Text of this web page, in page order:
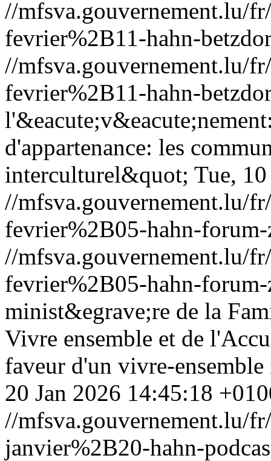
//mfsva.gouvernement.lu/
fevrier%2B11-hahn-
//mfsva.gouvernement.lu/
fevrier%2B11-hahn-
d'appartenance: les
interculturel&quot; Tue,
//mfsva.gouvernement.lu/
fevrier%2B05-hahn-
//mfsva.gouvernement.lu/
fevrier%2B05-hahn-
minist&egrave;re de la
Vivre ensemble et de
faveur d'un vivre-
20 Jan 2026 14:45:18
//mfsva.gouvernement.lu/
janvier%2B20-hahn-